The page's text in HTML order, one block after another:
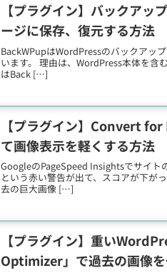
【プラグイン】バックア
ージに保存、復元する方法
BackWPupはWordPressのバックアッ
います。 理由は、WordPress本体を含
はBack […]
【プラグイン】Convert
て画像表示を軽くする方法
GoogleのPageSpeed Insightsでサイト
という赤い警告が出て、スコアが下が
去の巨大画像 […]
【プラグイン】重い
Optimizer」で過去の画像